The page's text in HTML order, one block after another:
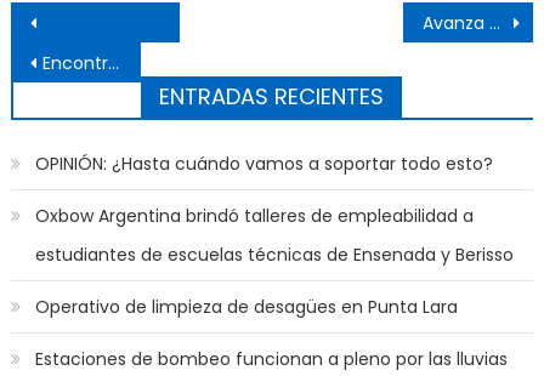
Navegación de entradas
Encontraron sin vida a un hombre en Mosconi
Avanza obra para mejorar servicio de agua en Punta Lara
ENTRADAS RECIENTES
OPINIÓN: ¿Hasta cuándo vamos a soportar todo esto?
Oxbow Argentina brindó talleres de empleabilidad a
estudiantes de escuelas técnicas de Ensenada y Berisso
Operativo de limpieza de desagües en Punta Lara
Estaciones de bombeo funcionan a pleno por las lluvias